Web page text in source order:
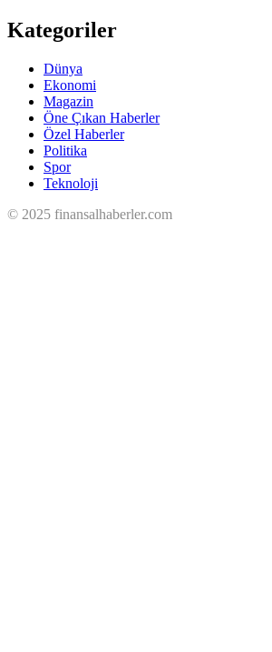
Kategoriler
Dünya
Ekonomi
Magazin
Öne Çıkan Haberler
Özel Haberler
Politika
Spor
Teknoloji
© 2025 finansalhaberler.com